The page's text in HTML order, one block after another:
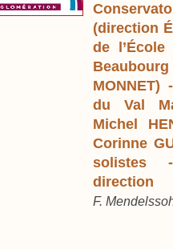
(direction
de
MONNET)
du Val
Michel
Corinne
solistes -
direction
F.